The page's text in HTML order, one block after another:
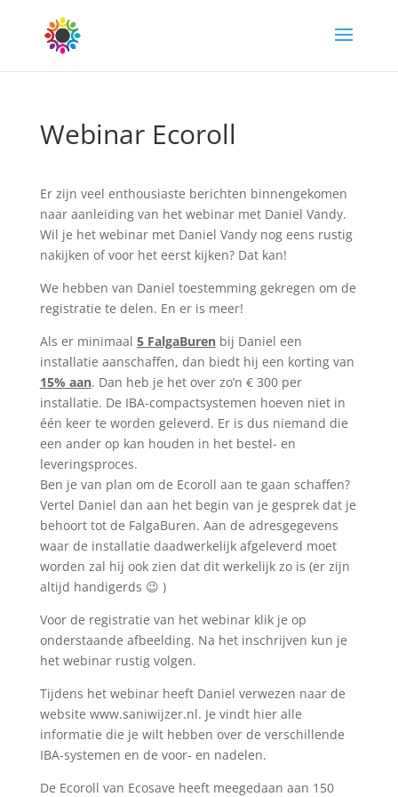
Webinar Ecoroll
Er zijn veel enthousiaste berichten binnengekomen
naar aanleiding van het webinar met Daniel Vandy.
Wil je het webinar met Daniel Vandy nog eens rustig
nakijken of voor het eerst kijken? Dat kan!
We hebben van Daniel toestemming gekregen om de
registratie te delen. En er is meer!
Als er minimaal 5 FalgaBurenbij Daniel een
installatie aanschaffen, dan biedt hij een korting van
15% aan. Dan heb je het over zo’n € 300 per
installatie. De IBA-compactsystemen hoeven niet in
één keer te worden geleverd. Er is dus niemand die
een ander op kan houden in het bestel- en
leveringsproces.
Ben je van plan om de Ecoroll aan te gaan schaffen?
Vertel Daniel dan aan het begin van je gesprek dat je
behoort tot de FalgaBuren. Aan de adresgegevens
waar de installatie daadwerkelijk afgeleverd moet
worden zal hij ook zien dat dit werkelijk zo is (er zijn
altijd handigerds 😉 )
Voor de registratie van het webinar klik je op
onderstaande afbeelding. Na het inschrijven kun je
het webinar rustig volgen.
Tijdens het webinar heeft Daniel verwezen naar de
website www.saniwijzer.nl. Je vindt hier alle
informatie die je wilt hebben over de verschillende
IBA-systemen en de voor- en nadelen.
De Ecoroll van Ecosave heeft meegedaan aan 150